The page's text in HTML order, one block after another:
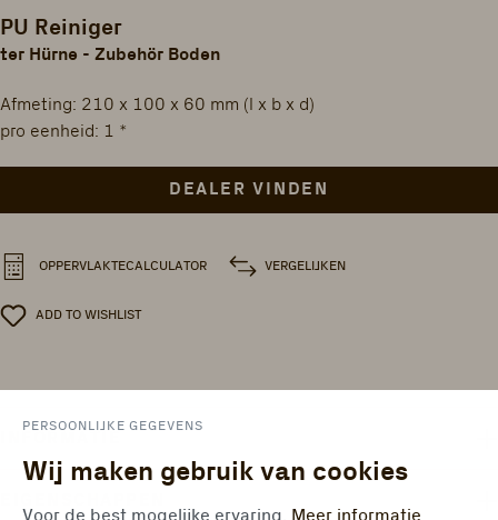
PU Reiniger
ter Hürne - Zubehör Boden
Afmeting: 210 x 100 x 60 mm (l x b x d)
pro eenheid: 1 *
DEALER VINDEN
OPPERVLAKTECALCULATOR VERGELIJKEN
ADD TO WISHLIST
PERSOONLIJKE GEGEVENS
Wij maken gebruik van cookies
Voor de best mogelijke ervaring. Meer informatie